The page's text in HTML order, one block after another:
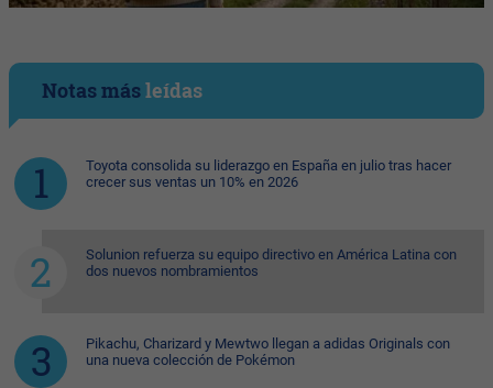
Notas másleídas
Toyota consolida su liderazgo en España en julio tras hacer
crecer sus ventas un 10% en 2026
Solunion refuerza su equipo directivo en América Latina con
dos nuevos nombramientos
Pikachu, Charizard y Mewtwo llegan a adidas Originals con
una nueva colección de Pokémon